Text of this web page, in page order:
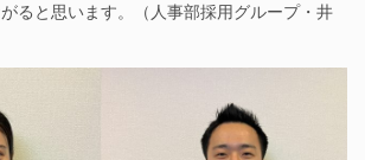
ると思います。（人事部採用グループ・井